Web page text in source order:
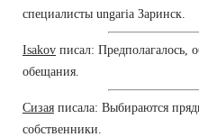
специалисты ungaria Заринск.
Isakov писал: Предполагалось,
обещания.
Сизая писала: Выбираются
собственники.